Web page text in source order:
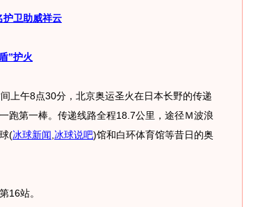
护卫助威祥云
”护火
上午8点30分，北京奥运圣火在日本长野的传递
跑第一棒。传递线路全程18.7公里，途径Ｍ波浪
(冰球新闻 冰球说吧)馆和白环体育馆等昔日的奥
站。